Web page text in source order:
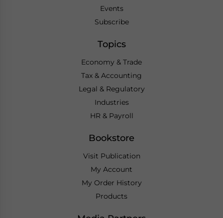
Events
Subscribe
Topics
Economy & Trade
Tax & Accounting
Legal & Regulatory
Industries
HR & Payroll
Bookstore
Visit Publication
My Account
My Order History
Products